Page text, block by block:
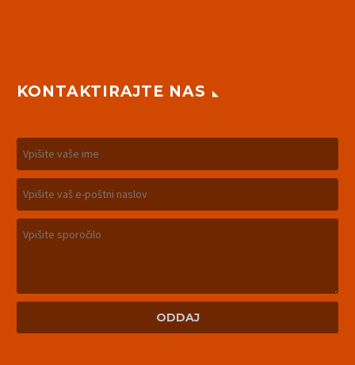
KONTAKTIRAJTE NAS